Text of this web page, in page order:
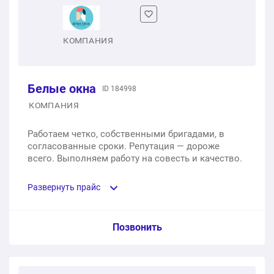
открывание створок: поворотно-откидная правая
КОМПАНИЯ
Белые окна
ID 184998
КОМПАНИЯ
Работаем четко, собственными бригадами, в
согласованные сроки. Репутация — дороже
всего. Выполняем работу на совесть и качество.
Развернуть прайс
Услуга из прайс-листа / Ед. изм. / Цена
Позвонить